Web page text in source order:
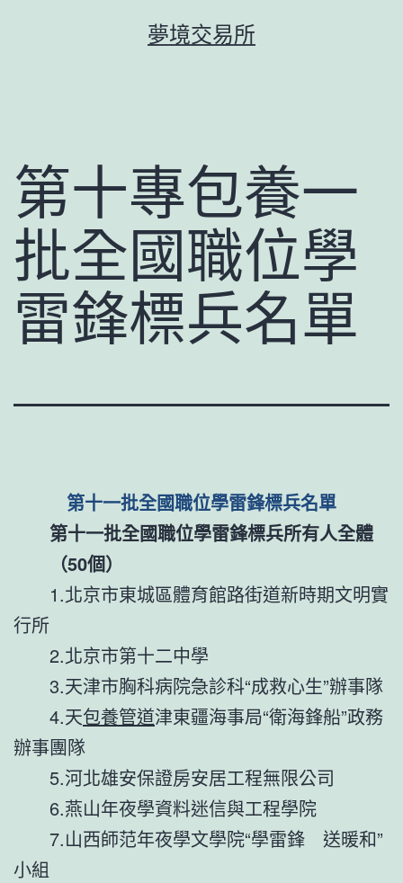
夢境交易所
第十專包養一
批全國職位學
雷鋒標兵名單
第十一批全國職位學雷鋒標兵名單
第十一批全國職位學雷鋒標兵所有人全體
（50個）
1.北京市東城區體育館路街道新時期文明實
行所
2.北京市第十二中學
3.天津市胸科病院急診科“成救心生”辦事隊
4.天包養管道津東疆海事局“衛海鋒船”政務
辦事團隊
5.河北雄安保證房安居工程無限公司
6.燕山年夜學資料迷信與工程學院
7.山西師范年夜學文學院“學雷鋒 送暖和”
小組